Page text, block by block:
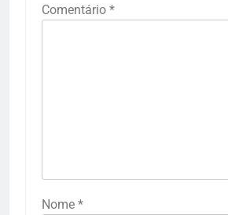
Comentário *
Nome *